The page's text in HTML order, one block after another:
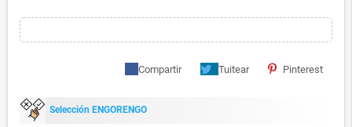
Compartir Tuitear Pinterest
Selección ENGORENGO